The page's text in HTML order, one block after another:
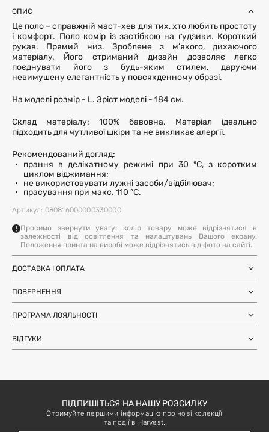
ОПИС
Це поло – справжній маст-хев для тих, хто любить простоту
і комфорт. Поло комір із застібкою на ґудзики. Короткий
рукав. Прямий низ. Зроблене з м’якого, дихаючого
матеріалу. Його стриманий дизайн дозволяє легко
поєднувати його з будь-яким стилем, даруючи
невимушену елегантність у повсякденному образі.
На моделі розмір - L. Зріст моделі - 184 см.
Склад матеріалу: 100% бавовна. Матеріал ідеально
підходить для чутливої шкіри та не викликає алергії.
Рекомендований догляд:
прання в делікатному режимі при 30 ºC, з коротким
циклом віджимання;
не використовувати лужні засоби/відбілювач;
прасування при макс. 110 ºC.
Артикул: 080816000000330000
Просимо звернути увагу: колір товару може відрізнятися в
залежності від освітлення та налаштувань Вашого екрану.
Положення принта на виробі може відрізнятись від фото на сайті.
ДОСТАВКА І ОПЛАТА
Україні) 1-3 дні
Самовивіз з магазинів Harvest після SMS-підтвердження про
Міжнародна доставка Нова Пошта
Global
терміни уточнюйте для вашої
країни
Доставка день в день по Києву (за
умови наявності на складі у Києві)
12 годин (наявність перевіряйте в
картці товару)
ПОВЕРНЕННЯ
Ми залишили можливість повернення та обміну, щоб ви
почувались впевнено під час покупки. Ви можете
повернути або обміняти товар протягом 14 днів після
отримання замовлення.
Більше інформації
ПРОГРАМА ЛОЯЛЬНОСТІ
Отримуйте бонуси з кожного замовлення та
використовуйте їх для наступних покупок. Авторизуйтесь
на сайті, щоб накопичувати та списувати бонуси.
ВІДГУКИ
ПІДПИШІТЬСЯ НА НАШУ РОЗСИЛКУ
Отримуйте першими інформацію про нові колекції
та події в Harvest.